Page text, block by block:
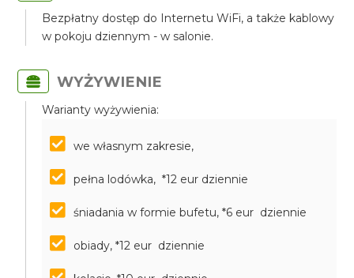
Bezpłatny dostęp do Internetu WiFi, a także kablowy
w pokoju dziennym - w salonie.
WYŻYWIENIE
Warianty wyżywienia:
we własnym zakresie,
pełna lodówka, *12 eur dziennie
śniadania w formie bufetu, *6 eur dziennie
obiady, *12 eur dziennie